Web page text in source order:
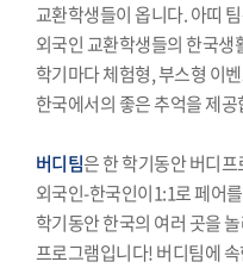
교환학생들이 옵니다. 아띠
외국인 교환학생들의 한국생
학기마다 체험형, 부스형 이
한국에서의 좋은 추억을 제
버디팀은 한 학기동안 버디
외국인-한국인이1:1로 페어
학기동안 한국의 여러 곳을
프로그램입니다! 버디팀에